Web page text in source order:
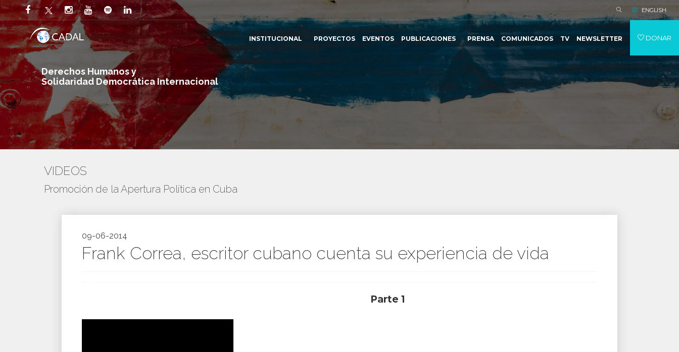
Derechos Humanos y
Solidaridad Democrática Internacional
ENGLISH
INSTITUCIONAL PROYECTOS EVENTOS PUBLICACIONES PRENSA COMUNICADOS TV NEWSLETTER DONAR
VIDEOS
Promoción de la Apertura Política en Cuba
09-06-2014
Frank Correa, escritor cubano cuenta su experiencia de vida
Parte 1